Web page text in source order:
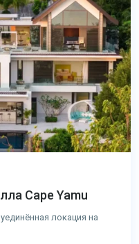
Cape Yamu
локация на